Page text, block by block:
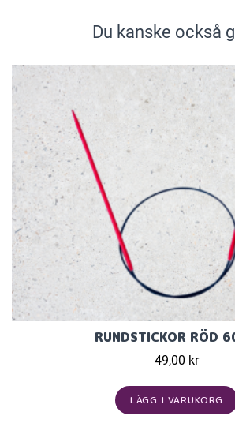
Du kanske också
RUNDSTICKOR RÖD
49,00 kr
LÄGG I VARUKORG